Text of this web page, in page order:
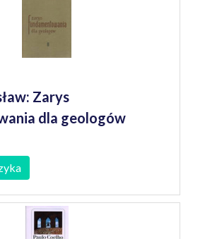
Zarys
dla geologów